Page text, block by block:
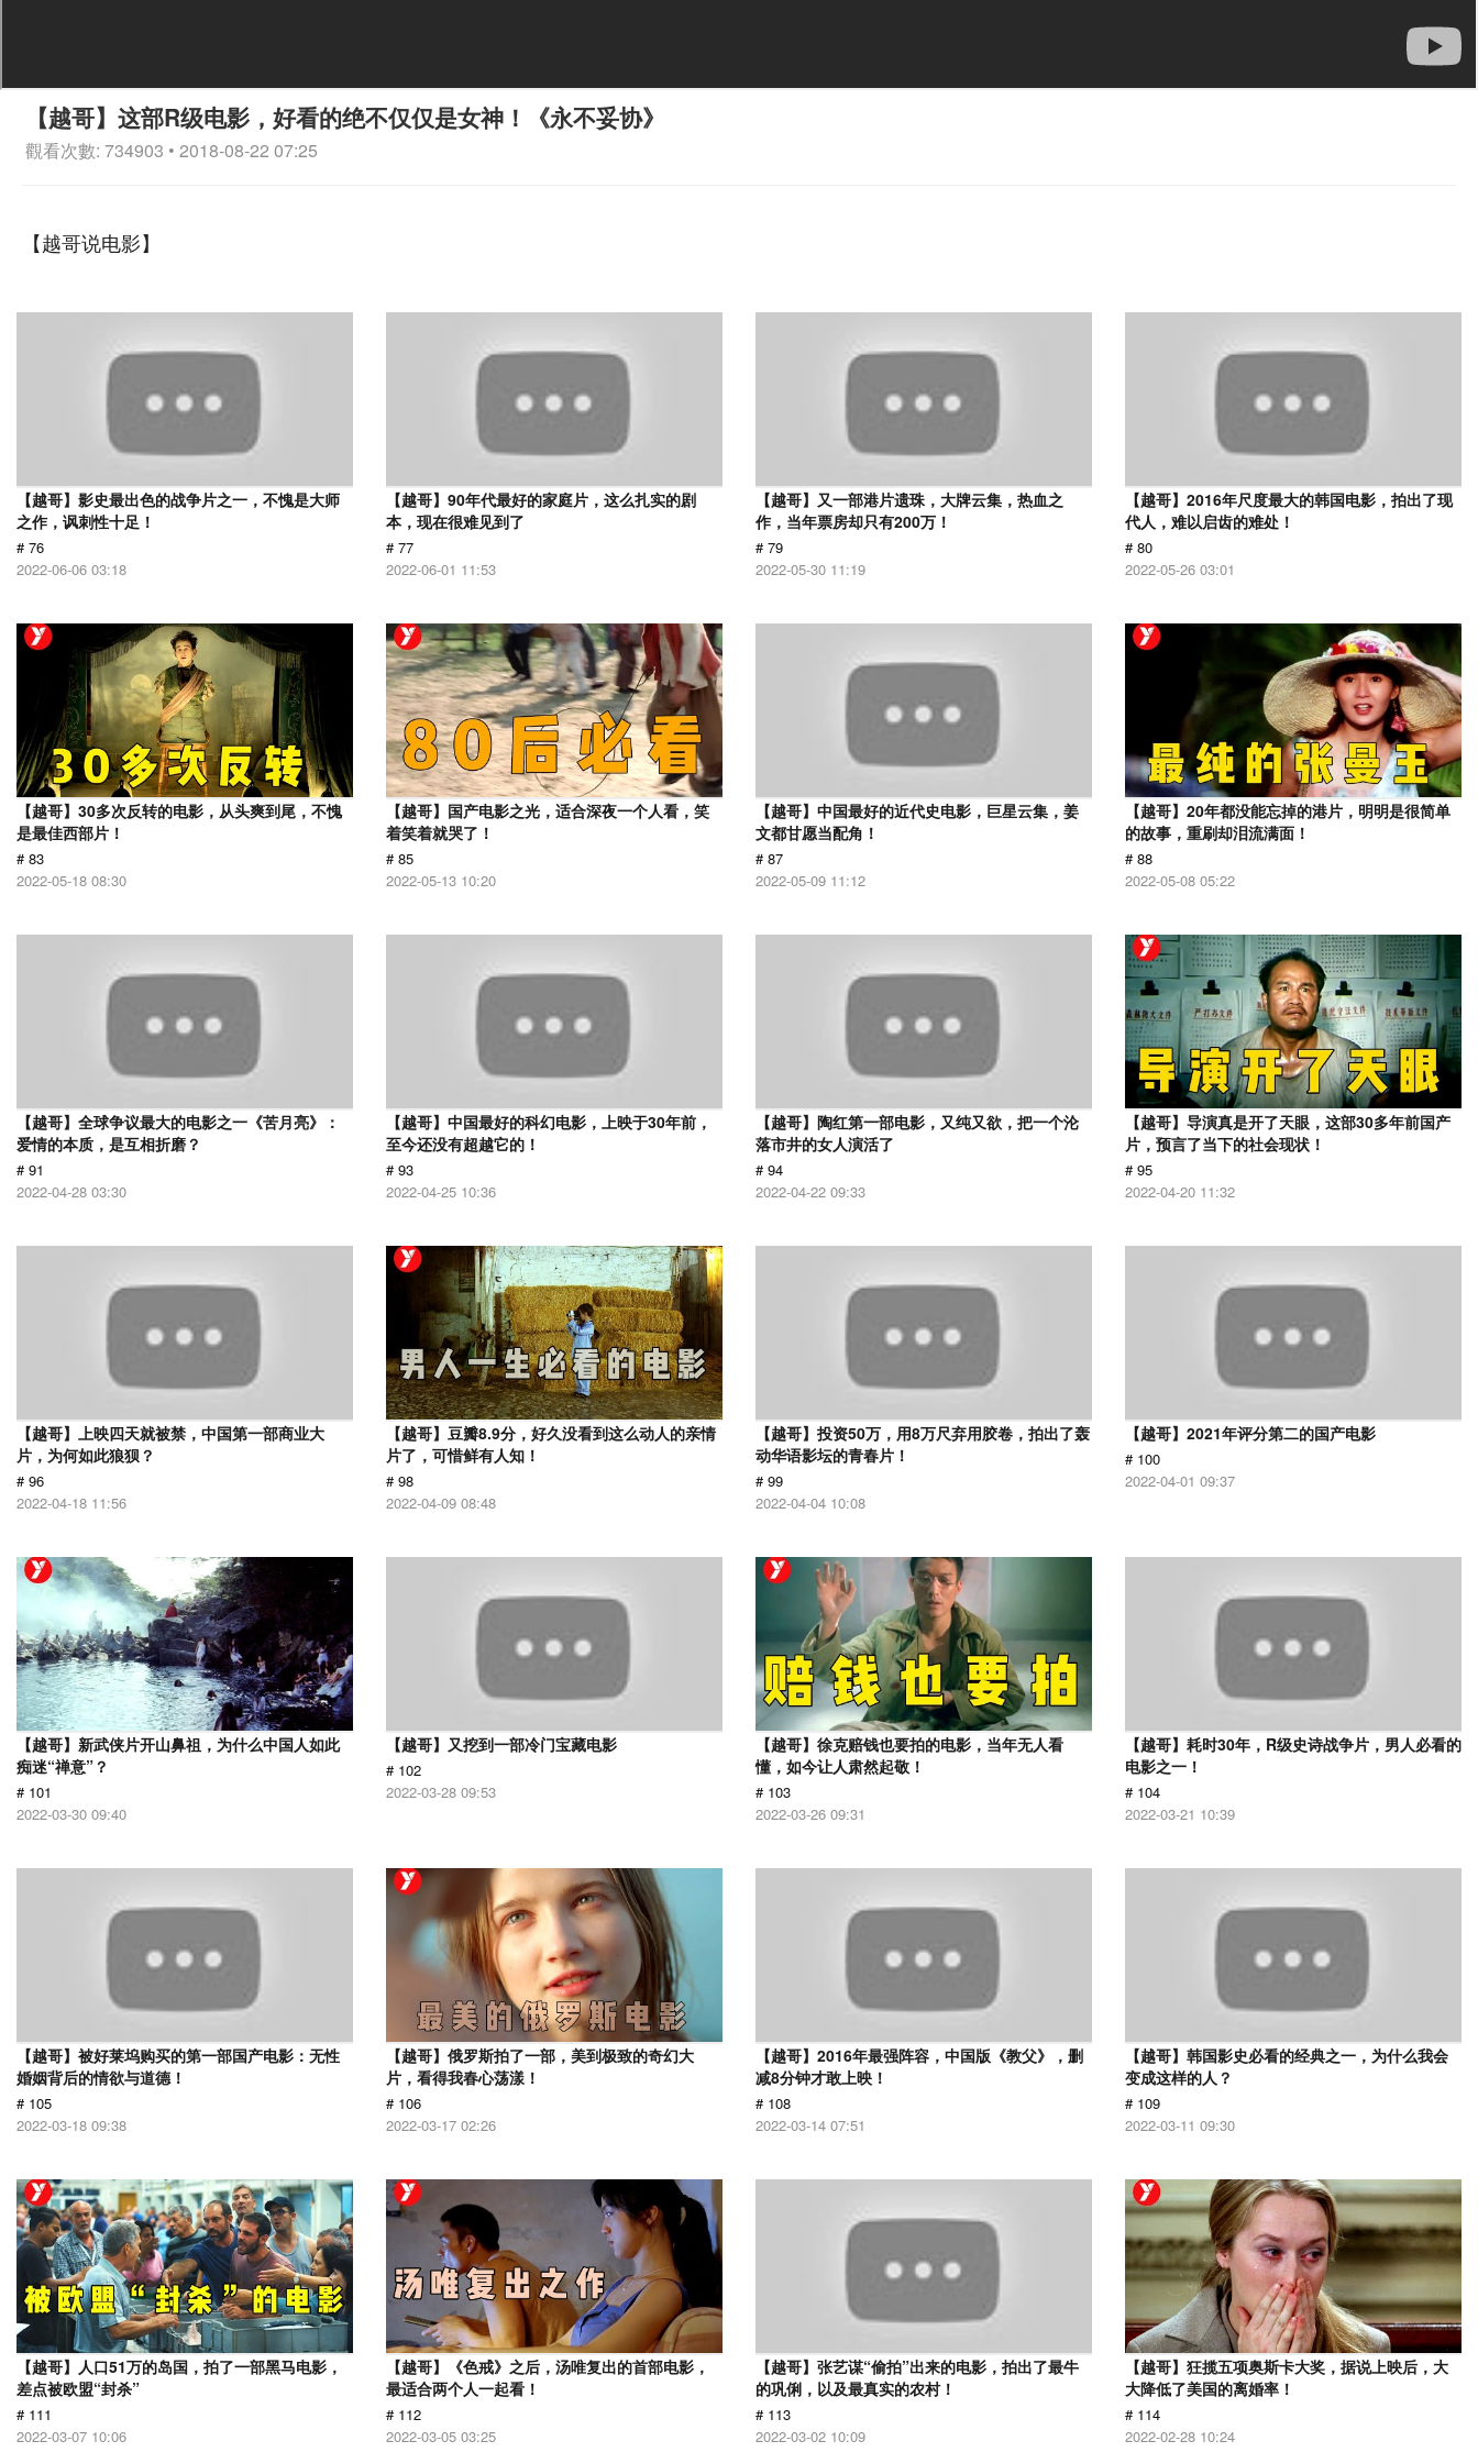
【越哥】这部R级电影，好看的绝不仅仅是女神！《永不妥协》
觀看次數: 734903 • 2018-08-22 07:25
【越哥说电影】
【越哥】影史最出色的战争片之一，不愧是大师
之作，讽刺性十足！
# 76
2022-06-06 03:18
【越哥】90年代最好的家庭片，这么扎实的剧
本，现在很难见到了
# 77
2022-06-01 11:53
【越哥】又一部港片遗珠，大牌云集，热血之
作，当年票房却只有200万！
# 79
2022-05-30 11:19
【越哥】2016年尺度最大的韩国电影，拍出了现
代人，难以启齿的难处！
# 80
2022-05-26 03:01
【越哥】30多次反转的电影，从头爽到尾，不愧
是最佳西部片！
# 83
2022-05-18 08:30
【越哥】国产电影之光，适合深夜一个人看，笑
着笑着就哭了！
# 85
2022-05-13 10:20
【越哥】中国最好的近代史电影，巨星云集，姜
文都甘愿当配角！
# 87
2022-05-09 11:12
【越哥】20年都没能忘掉的港片，明明是很简单
的故事，重刷却泪流满面！
# 88
2022-05-08 05:22
【越哥】全球争议最大的电影之一《苦月亮》：
爱情的本质，是互相折磨？
# 91
2022-04-28 03:30
【越哥】中国最好的科幻电影，上映于30年前，
至今还没有超越它的！
# 93
2022-04-25 10:36
【越哥】陶红第一部电影，又纯又欲，把一个沦
落市井的女人演活了
# 94
2022-04-22 09:33
【越哥】导演真是开了天眼，这部30多年前国产
片，预言了当下的社会现状！
# 95
2022-04-20 11:32
【越哥】上映四天就被禁，中国第一部商业大
片，为何如此狼狈？
# 96
2022-04-18 11:56
【越哥】豆瓣8.9分，好久没看到这么动人的亲情
片了，可惜鲜有人知！
# 98
2022-04-09 08:48
【越哥】投资50万，用8万尺弃用胶卷，拍出了轰
动华语影坛的青春片！
# 99
2022-04-04 10:08
【越哥】2021年评分第二的国产电影
# 100
2022-04-01 09:37
【越哥】新武侠片开山鼻祖，为什么中国人如此
痴迷“禅意”？
# 101
2022-03-30 09:40
【越哥】又挖到一部冷门宝藏电影
# 102
2022-03-28 09:53
【越哥】徐克赔钱也要拍的电影，当年无人看
懂，如今让人肃然起敬！
# 103
2022-03-26 09:31
【越哥】耗时30年，R级史诗战争片，男人必看的
电影之一！
# 104
2022-03-21 10:39
【越哥】被好莱坞购买的第一部国产电影：无性
婚姻背后的情欲与道德！
# 105
2022-03-18 09:38
【越哥】俄罗斯拍了一部，美到极致的奇幻大
片，看得我春心荡漾！
# 106
2022-03-17 02:26
【越哥】2016年最强阵容，中国版《教父》，删
减8分钟才敢上映！
# 108
2022-03-14 07:51
【越哥】韩国影史必看的经典之一，为什么我会
变成这样的人？
# 109
2022-03-11 09:30
【越哥】人口51万的岛国，拍了一部黑马电影，
差点被欧盟“封杀”
# 111
2022-03-07 10:06
【越哥】《色戒》之后，汤唯复出的首部电影，
最适合两个人一起看！
# 112
2022-03-05 03:25
【越哥】张艺谋“偷拍”出来的电影，拍出了最牛
的巩俐，以及最真实的农村！
# 113
2022-03-02 10:09
【越哥】狂揽五项奥斯卡大奖，据说上映后，大
大降低了美国的离婚率！
# 114
2022-02-28 10:24